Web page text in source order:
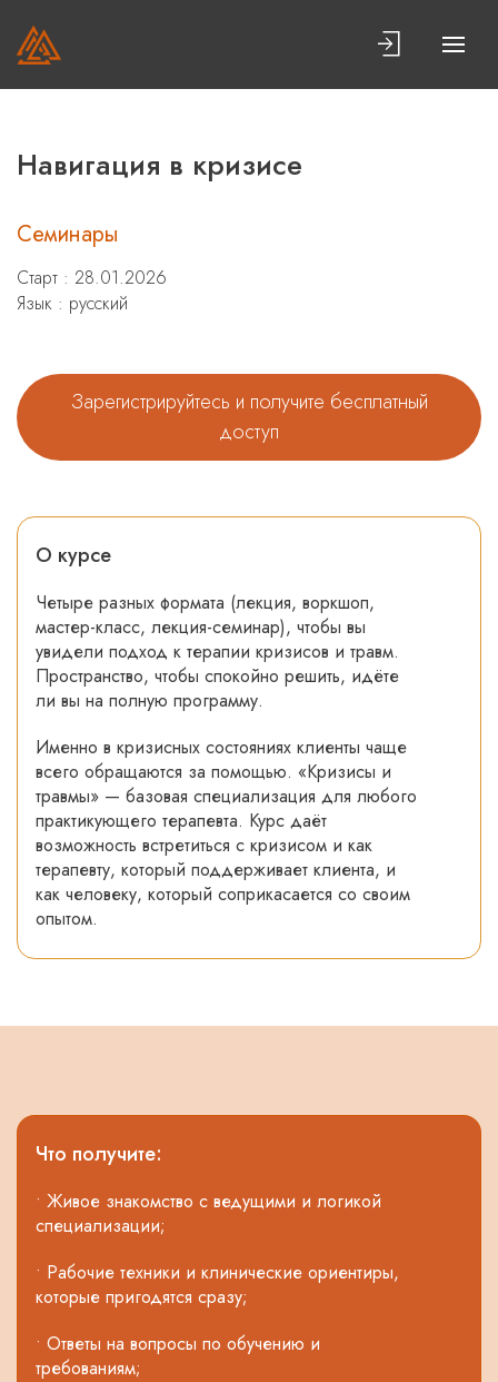
Навигация в кризисе
Семинары
Старт : 28.01.2026
Язык : русский
Зарегистрируйтесь и получите бесплатный
доступ
О курсе
Четыре разных формата (лекция, воркшоп,
мастер-класс, лекция-семинар), чтобы вы
увидели подход к терапии кризисов и травм.
Пространство, чтобы спокойно решить, идёте
ли вы на полную программу.
Именно в кризисных состояниях клиенты чаще
всего обращаются за помощью. «Кризисы и
травмы» — базовая специализация для любого
практикующего терапевта. Курс даёт
возможность встретиться с кризисом и как
терапевту, который поддерживает клиента, и
как человеку, который соприкасается со своим
опытом.
Что получите:
• Живое знакомство с ведущими и логикой
специализации;
• Рабочие техники и клинические ориентиры,
которые пригодятся сразу;
• Ответы на вопросы по обучению и
требованиям;